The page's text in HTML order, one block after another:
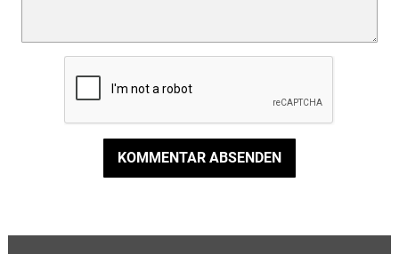
KOMMENTAR ABSENDEN